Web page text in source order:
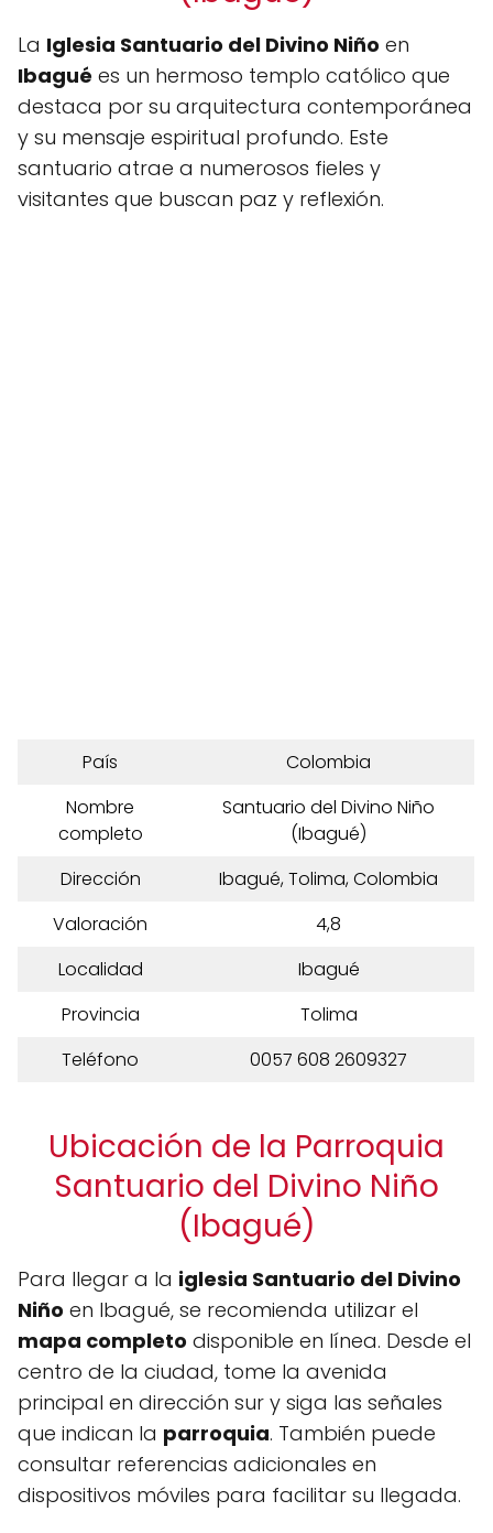
La Iglesia Santuario del Divino Niño en
Ibagué es un hermoso templo católico que
destaca por su arquitectura contemporánea
y su mensaje espiritual profundo. Este
santuario atrae a numerosos fieles y
visitantes que buscan paz y reflexión.
País
Colombia
Nombre
completo
Santuario del Divino Niño
(Ibagué)
Dirección
Ibagué, Tolima, Colombia
Valoración
4,8
Localidad
Ibagué
Provincia
Tolima
Teléfono
0057 608 2609327
Ubicación de la Parroquia
Santuario del Divino Niño
(Ibagué)
Para llegar a la iglesia Santuario del Divino
Niño en Ibagué, se recomienda utilizar el
mapa completo disponible en línea. Desde el
centro de la ciudad, tome la avenida
principal en dirección sur y siga las señales
que indican la parroquia. También puede
consultar referencias adicionales en
dispositivos móviles para facilitar su llegada.